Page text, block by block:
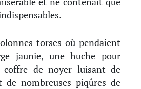
torses où pendaient
jaunie, une huche pour
de noyer luisant de
nombreuses piqûres de